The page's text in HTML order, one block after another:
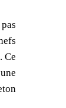
Ce